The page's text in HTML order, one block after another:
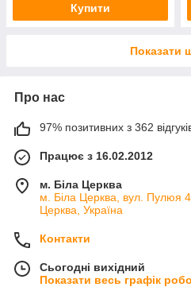
Купити
Показати
Про нас
97% позитивних з 362
Працює з 16.02.2012
м. Біла Церква
м. Біла Церква, вул. Пулюя
Церква, Україна
Контакти
Сьогодні вихідний
Показати весь графік